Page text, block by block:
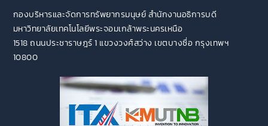
กองบริหารและจัดการทรัพยากรมนุษย์ สำนักงานอธิการบดี
มหาวิทยาลัยเทคโนโลยีพระจอมเกล้าพระนครเหนือ
1518 ถนนประชาราษฎร์ 1 แขวงวงศ์สว่าง เขตบางซื่อ กรุงเทพฯ
10800